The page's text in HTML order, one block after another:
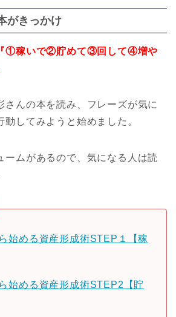
がきっかけ
①稼いで②貯めて③回して④増や
さんの本を読み、フレーズが気に
動してみようと始めました。
ームがあるので、気になる人は読
始める資産形成術STEP１【稼
始める資産形成術STEP2【貯